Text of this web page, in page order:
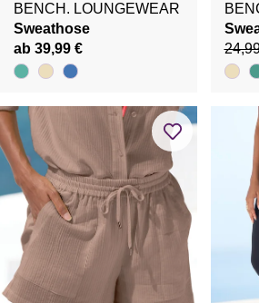
BENCH. LOUNGEWEAR
Sweathose
ab 39,99 €